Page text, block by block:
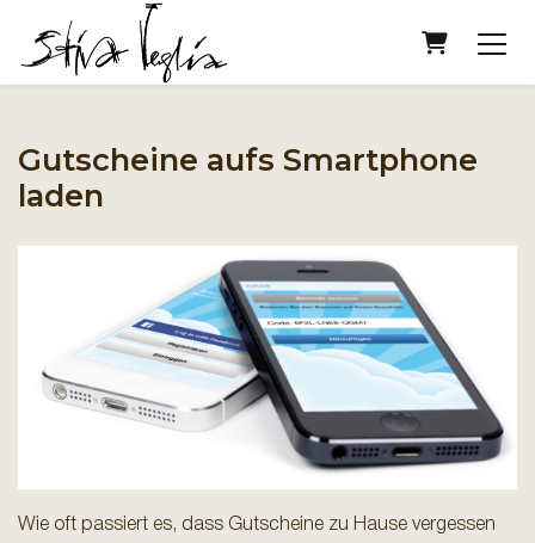
Gutscheine aufs Smartphone
laden
Wie oft passiert es, dass Gutscheine zu Hause vergessen